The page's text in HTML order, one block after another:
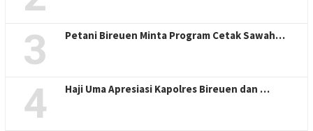
3 Petani Bireuen Minta Program Cetak Sawah…
4 Haji Uma Apresiasi Kapolres Bireuen dan …